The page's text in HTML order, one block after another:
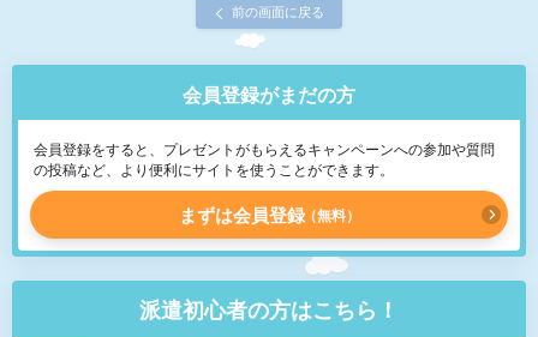
前の画面に戻る
会員登録がまだの方
会員登録をすると、プレゼントがもらえるキャンペーンへの参加や質問
の投稿など、より便利にサイトを使うことができます。
まずは会員登録 無料
派遣初心者の方はこちら！